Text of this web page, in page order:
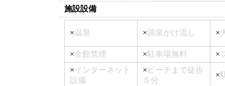
施設設備
×温泉 ×源泉かけ流し ×
×全館禁煙 ×駐車場無料 ×
×インターネット
設備
× ビーチまで徒歩
５分
×